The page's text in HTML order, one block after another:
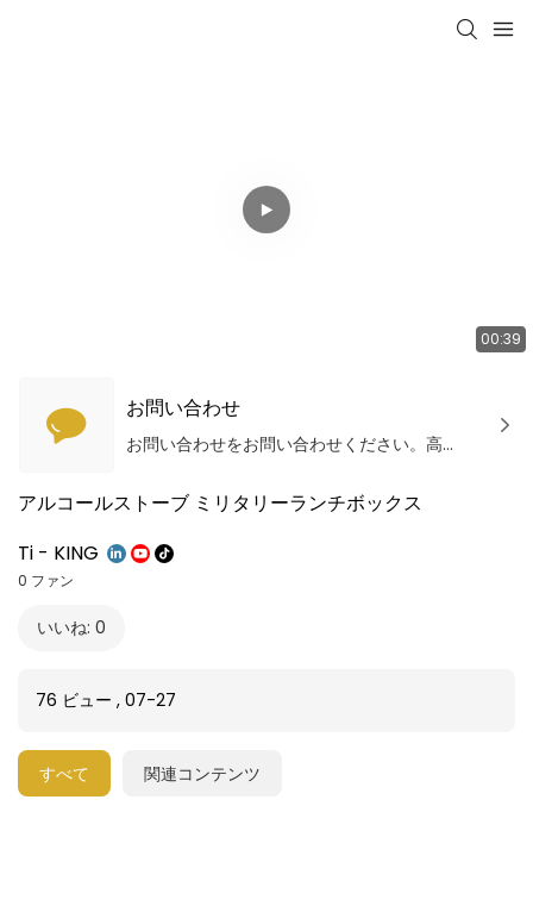
00:39
お問い合わせ
お問い合わせをお問い合わせください。高品質の製品とサービスを提供します！
アルコールストーブ ミリタリーランチボックス
Ti - KING
0 ファン
いいね: 0
76 ビュー , 07-27
すべて 関連コンテンツ